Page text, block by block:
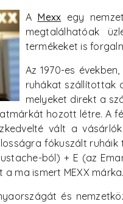
A Mexx egy
megtalálhatóak
termékeket is
Az 1970-es
ruhákat szállítottak
melyeket direkt a
hozott létre. A
vált a
fókuszált ruháik
ból) + E (az
ma ismert MEXX márka.
és